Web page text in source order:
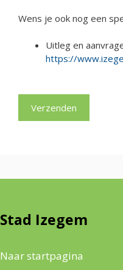
Wens je ook nog een
Uitleg en
https://
Stad Izegem
Naar startpagina